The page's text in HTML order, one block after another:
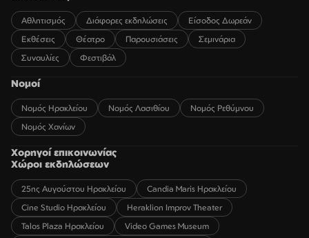
Αθλητισμός Διάφορες εκδηλώσεις
Είσοδος Δωρεάν
Εκθέσεις
Θέατρο Παρουσιάσεις
Σεμινάρια
Συναυλίες
Φεστιβάλ
Νομοί
Νομός Ηρακλείου Νομός Λασιθίου
Νομός Ρεθύμνου
Νομός Χανίων
Χορηγοί επικοινωνίας
Χώροι εκδηλώσεων
25ης Αυγούστου Ηρακλείου
Candia Maris Ηρακλείου
Cine Studio Ηρακλείου
Heraklion Improv Theater
Talos Plaza Ηρακλείου
Video Games Museum